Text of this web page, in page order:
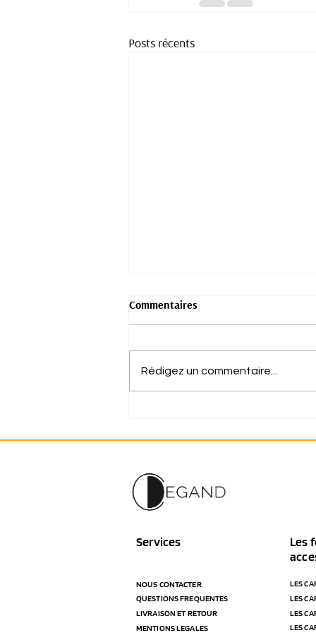
Posts récents
autour de la taille ou autour de
Commentaires
Rédigez un commentaire...
Les
LES
LES
LES
LES
Services
NOUS CONTACTER
QUESTIONS FREQUENTES
LIVRAISON ET RETOUR
MENTIONS LEGALES